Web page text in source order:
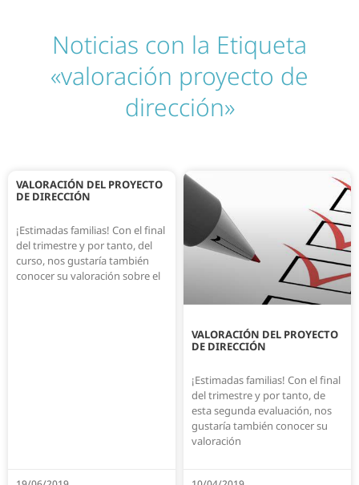
Noticias con la Etiqueta
«valoración proyecto de
dirección»
VALORACIÓN DEL PROYECTO
DE DIRECCIÓN
¡Estimadas familias! Con el final
del trimestre y por tanto, del
curso, nos gustaría también
conocer su valoración sobre el
VALORACIÓN DEL PROYECTO
DE DIRECCIÓN
¡Estimadas familias! Con el final
del trimestre y por tanto, de
esta segunda evaluación, nos
gustaría también conocer su
valoración